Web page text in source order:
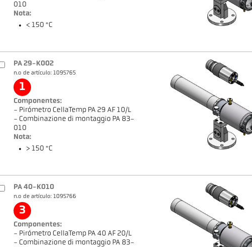
010
Nota:
< 150 °C
PA 29-K002
n.o de artículo: 1095765
1
Componentes:
- Pirómetro CellaTemp PA 29 AF 10/L
- Combinazione di montaggio PA 83-
010
Nota:
> 150 °C
PA 40-K010
n.o de artículo: 1095766
3
Componentes:
- Pirómetro CellaTemp PA 40 AF 20/L
- Combinazione di montaggio PA 83-